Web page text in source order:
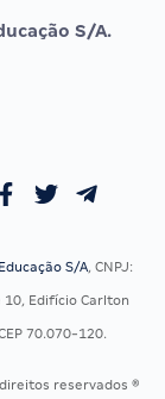
S/A.
S/A, CNPJ:
10, Edifício Carlton
70.070-120.
reservados ®